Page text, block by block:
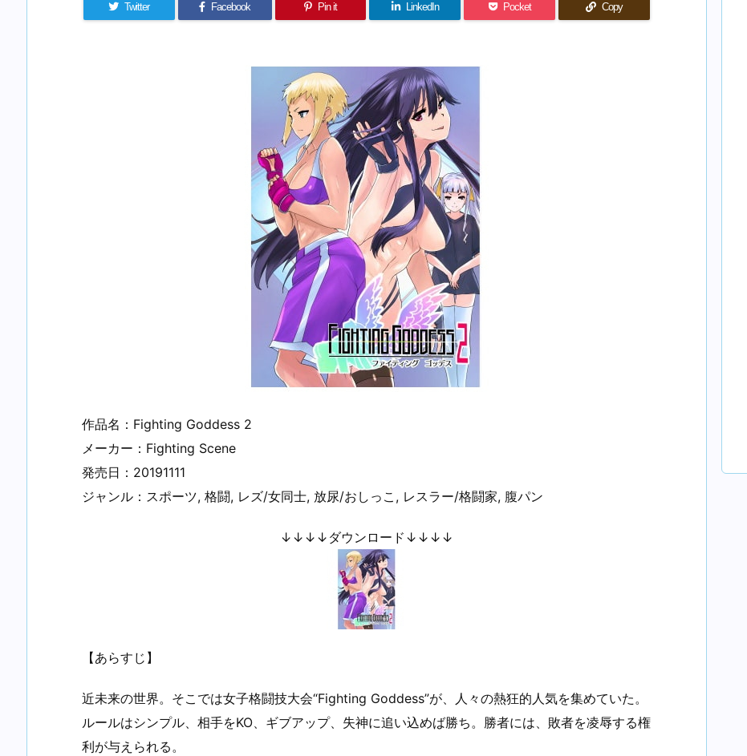
Twitter Facebook Pin it LinkedIn Pocket Copy
作品名：Fighting Goddess 2
メーカー：Fighting Scene
発売日：20191111
ジャンル：スポーツ, 格闘, レズ/女同士, 放尿/おしっこ, レスラー/格闘家, 腹パン
↓↓↓↓ダウンロード↓↓↓↓
【あらすじ】
近未来の世界。そこでは女子格闘技大会“Fighting Goddess”が、人々の熱狂的人気を集めていた。
ルールはシンプル、相手をKO、ギブアップ、失神に追い込めば勝ち。勝者には、敗者を凌辱する権
利が与えられる。